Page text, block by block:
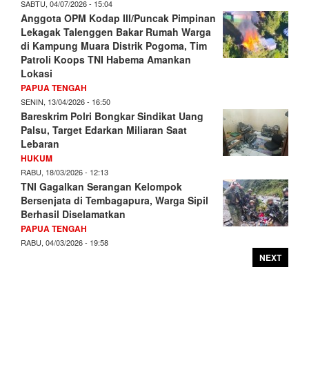
SABTU, 04/07/2026 - 15:04
Anggota OPM Kodap III/Puncak Pimpinan
Lekagak Talenggen Bakar Rumah Warga
di Kampung Muara Distrik Pogoma, Tim
Patroli Koops TNI Habema Amankan
Lokasi
PAPUA TENGAH
SENIN, 13/04/2026 - 16:50
Bareskrim Polri Bongkar Sindikat Uang
Palsu, Target Edarkan Miliaran Saat
Lebaran
HUKUM
RABU, 18/03/2026 - 12:13
TNI Gagalkan Serangan Kelompok
Bersenjata di Tembagapura, Warga Sipil
Berhasil Diselamatkan
PAPUA TENGAH
RABU, 04/03/2026 - 19:58
NEXT